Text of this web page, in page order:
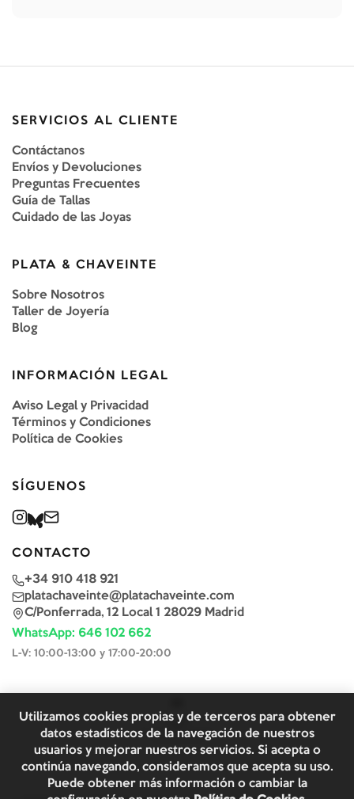
SERVICIOS AL CLIENTE
Contáctanos
Envíos y Devoluciones
Preguntas Frecuentes
Guía de Tallas
Cuidado de las Joyas
PLATA & CHAVEINTE
Sobre Nosotros
Taller de Joyería
Blog
INFORMACIÓN LEGAL
Aviso Legal y Privacidad
Términos y Condiciones
Política de Cookies
SÍGUENOS
CONTACTO
+34 910 418 921
platachaveinte@platachaveinte.com
C/Ponferrada, 12 Local 1 28029 Madrid
WhatsApp: 646 102 662
L-V: 10:00-13:00 y 17:00-20:00
Utilizamos cookies propias y de terceros para obtener
datos estadísticos de la navegación de nuestros
usuarios y mejorar nuestros servicios. Si acepta o
continúa navegando, consideramos que acepta su uso.
Puede obtener más información o cambiar la